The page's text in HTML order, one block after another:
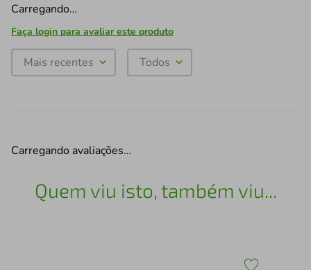
Carregando…
Faça login para avaliar este produto
Mais recentes Todos
Carregando avaliações…
Quem viu isto, também viu...